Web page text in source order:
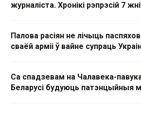
журналіста. Хронікі рэпрэсій 7
Палова расіян не лічыць
сваёй арміі ў вайне супраць
Са спадзевам на Чалавека-
Беларусі будуюць патэнцыйныя